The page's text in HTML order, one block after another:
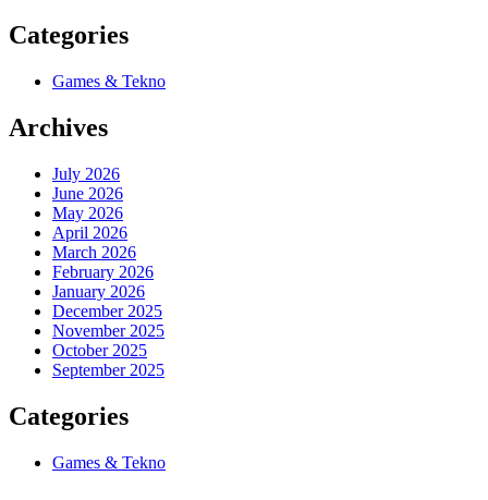
Categories
Games & Tekno
Archives
July 2026
June 2026
May 2026
April 2026
March 2026
February 2026
January 2026
December 2025
November 2025
October 2025
September 2025
Categories
Games & Tekno